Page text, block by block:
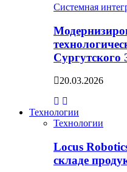
Системная
20.03.2026
Технологии
Технологии
Locus
складе